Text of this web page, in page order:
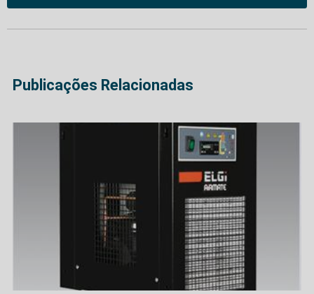
Publicações Relacionadas